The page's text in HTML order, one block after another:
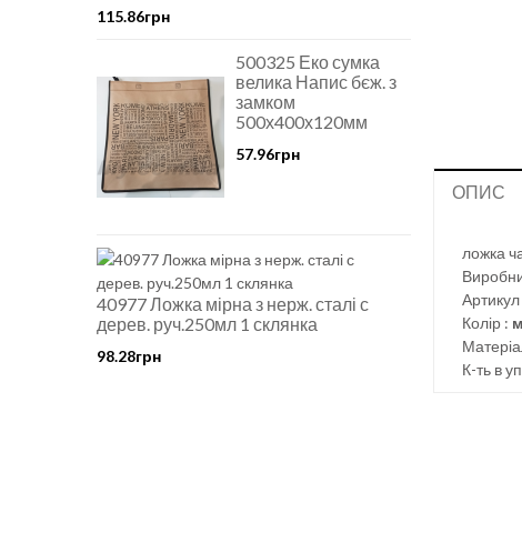
115.86грн
500325 Еко сумка
велика Напис бєж. з
замком
500х400х120мм
57.96грн
40977 Ложка мірна з нерж. сталі с
дерев. руч.250мл 1 склянка
98.28грн
ОПИС
ложка
Артикул
Колір :
К-ть в